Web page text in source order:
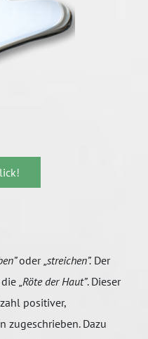
oder„streichen”. Der
„Röte der Haut”. Dieser
positiver,
zugeschrieben. Dazu